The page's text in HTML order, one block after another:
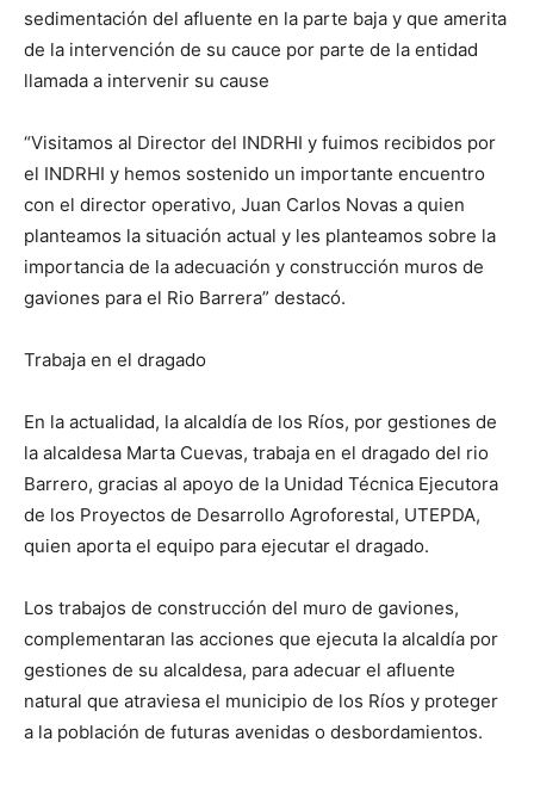
sedimentación del afluente en la parte baja y que amerita
de la intervención de su cauce por parte de la entidad
llamada a intervenir su cause
“Visitamos al Director del INDRHI y fuimos recibidos por
el INDRHI y hemos sostenido un importante encuentro
con el director operativo, Juan Carlos Novas a quien
planteamos la situación actual y les planteamos sobre la
importancia de la adecuación y construcción muros de
gaviones para el Rio Barrera” destacó.
Trabaja en el dragado
En la actualidad, la alcaldía de los Ríos, por gestiones de
la alcaldesa Marta Cuevas, trabaja en el dragado del rio
Barrero, gracias al apoyo de la Unidad Técnica Ejecutora
de los Proyectos de Desarrollo Agroforestal, UTEPDA,
quien aporta el equipo para ejecutar el dragado.
Los trabajos de construcción del muro de gaviones,
complementaran las acciones que ejecuta la alcaldía por
gestiones de su alcaldesa, para adecuar el afluente
natural que atraviesa el municipio de los Ríos y proteger
a la población de futuras avenidas o desbordamientos.